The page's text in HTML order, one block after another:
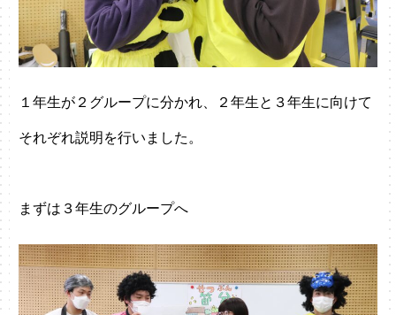
１年生が２グループに分かれ、２年生と３年生に向けて
それぞれ説明を行いました。
まずは３年生のグループへ